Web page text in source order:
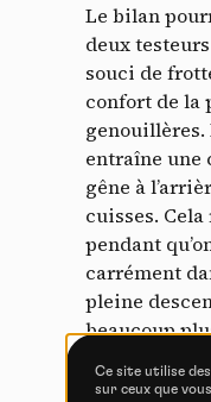
Le bilan
deux
souci de
confort de la
entraîne
gêne à
cuisses.
pendant
carrément
pleine
beaucoup
Politique de
Tout accepter Tout
Vidéos
Les services de
le site de
Vimeo
Autoriser
Ce site utilise
sur ceux que